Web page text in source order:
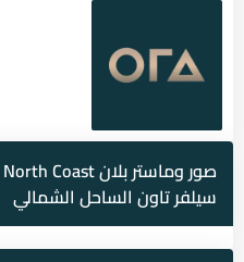
سيلفر تاون الساحل الشمالي